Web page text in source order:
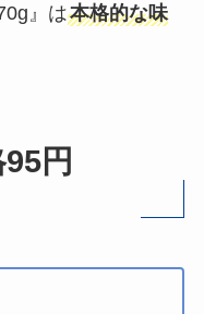
』は本格的な味
円